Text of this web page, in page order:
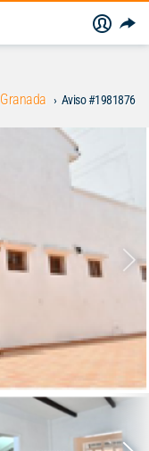
Granada Aviso #1981876